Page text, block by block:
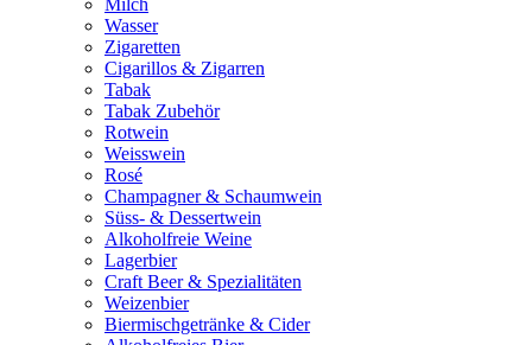
Milch
Wasser
Zigaretten
Cigarillos & Zigarren
Tabak
Tabak Zubehör
Rotwein
Weisswein
Rosé
Champagner & Schaumwein
Süss- & Dessertwein
Alkoholfreie Weine
Lagerbier
Craft Beer & Spezialitäten
Weizenbier
Biermischgetränke & Cider